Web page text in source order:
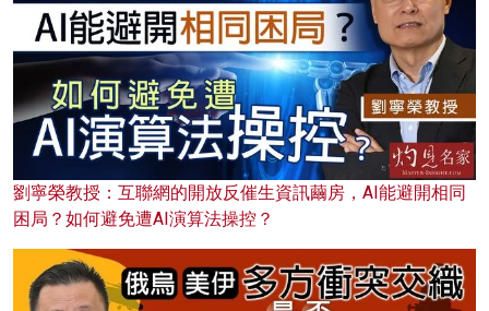
劉寧榮教授：互聯網的開放反催生資訊繭房，AI能避開相同
困局？如何避免遭AI演算法操控？